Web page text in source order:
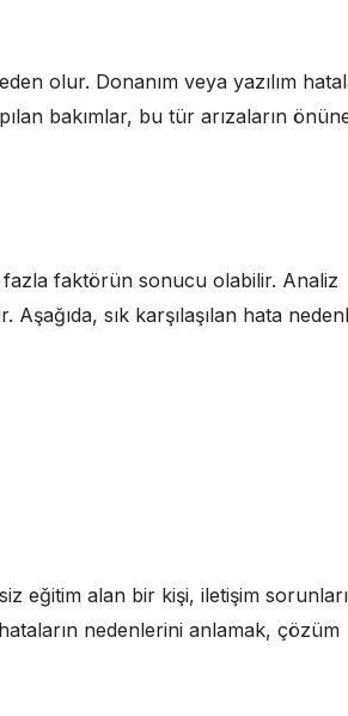
olur. Donanım veya yazılım
bakımlar, bu tür arızaların
fazla faktörün sonucu olabilir. Analiz
sık karşılaşılan hata
eğitim alan bir kişi, iletişim sorunları
nedenlerini anlamak, çözüm